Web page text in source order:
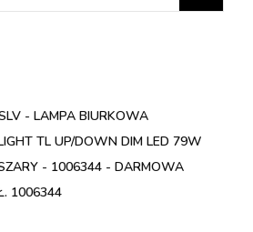
- LAMPA BIURKOWA
TL UP/DOWN DIM LED 79W
- 1006344 - DARMOWA
1006344